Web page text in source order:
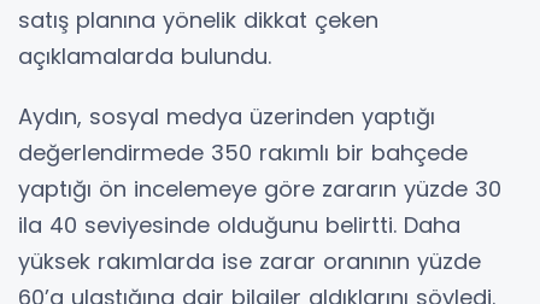
satış planına yönelik dikkat çeken
açıklamalarda bulundu.
Aydın, sosyal medya üzerinden yaptığı
değerlendirmede 350 rakımlı bir bahçede
yaptığı ön incelemeye göre zararın yüzde 30
ila 40 seviyesinde olduğunu belirtti. Daha
yüksek rakımlarda ise zarar oranının yüzde
60’a ulaştığına dair bilgiler aldıklarını söyledi.